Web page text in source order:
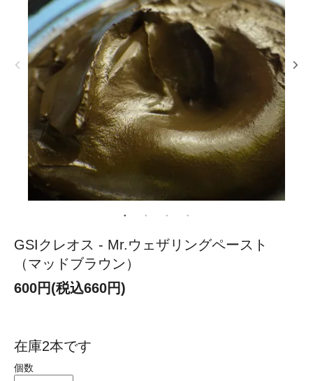
GSIクレオス - Mr.ウェザリングペースト
（マッドブラウン）
600円(税込660円)
在庫2本です
個数